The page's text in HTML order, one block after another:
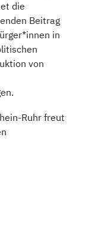
die
Beitrag
in
von
Ruhr freut